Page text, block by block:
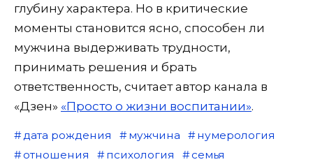
глубину характера. Но в критические
моменты становится ясно, способен ли
мужчина выдерживать трудности,
принимать решения и брать
ответственность, считает автор канала в
«Дзен» «Просто о жизни воспитании».
дата рождения мужчина
нумерология
отношения
психология семья